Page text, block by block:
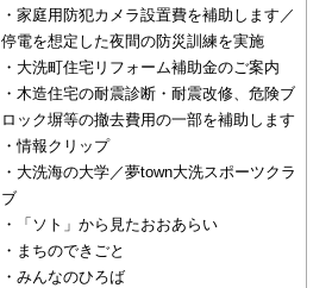
・家庭用防犯カメラ設置費を補助します／
停電を想定した夜間の防災訓練を実施
・大洗町住宅リフォーム補助金のご案内
・木造住宅の耐震診断・耐震改修、危険ブ
ロック塀等の撤去費用の一部を補助します
・情報クリップ
・大洗海の大学／夢town大洗スポーツクラ
ブ
・「ソト」から見たおおあらい
・まちのできごと
・みんなのひろば